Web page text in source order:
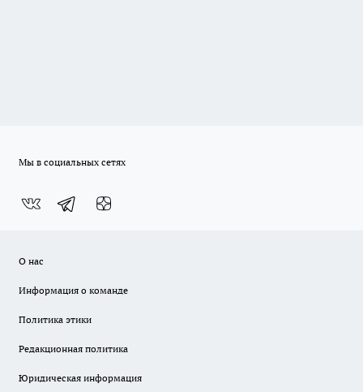
Мы в социальных сетях
О нас
Информация о команде
Политика этики
Редакционная политика
Юридическая информация